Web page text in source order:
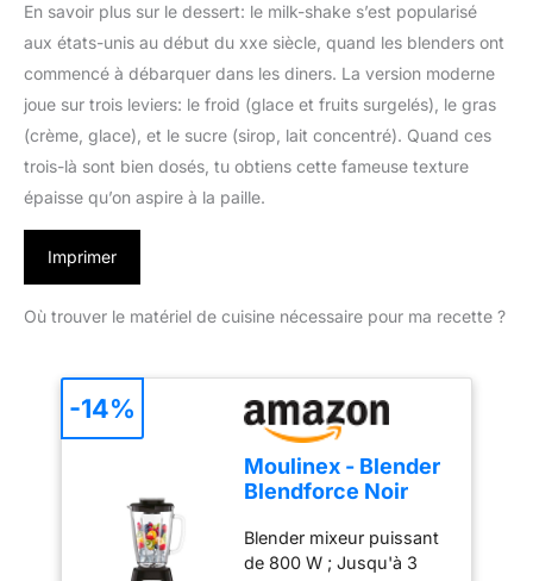
En savoir plus sur le dessert: le milk-shake s’est popularisé
aux états-unis au début du xxe siècle, quand les blenders ont
commencé à débarquer dans les diners. La version moderne
joue sur trois leviers: le froid (glace et fruits surgelés), le gras
(crème, glace), et le sucre (sirop, lait concentré). Quand ces
trois-là sont bien dosés, tu obtiens cette fameuse texture
épaisse qu’on aspire à la paille.
Imprimer
Où trouver le matériel de cuisine nécessaire pour ma recette ?
Moulinex - Blender
Blendforce Noir
1.75 L
Blender mixeur puissant
de 800 W ; Jusqu'à 3
-14%